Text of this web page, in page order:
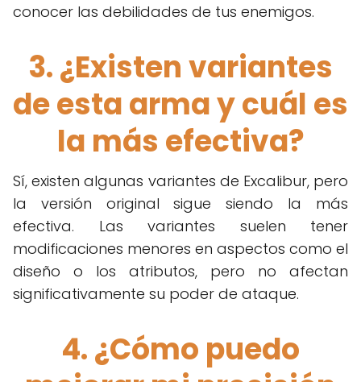
conocer las debilidades de tus enemigos.
3. ¿Existen variantes
de esta arma y cuál es
la más efectiva?
Sí, existen algunas variantes de Excalibur, pero
la versión original sigue siendo la más
efectiva. Las variantes suelen tener
modificaciones menores en aspectos como el
diseño o los atributos, pero no afectan
significativamente su poder de ataque.
4. ¿Cómo puedo